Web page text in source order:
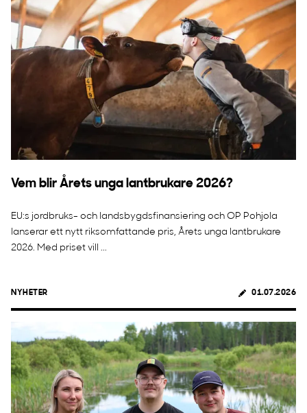
Vem blir Årets unga lantbrukare 2026?
EU:s jordbruks- och landsbygdsfinansiering och OP Pohjola
lanserar ett nytt riksomfattande pris, Årets unga lantbrukare
2026. Med priset vill ...
NYHETER 01.07.2026